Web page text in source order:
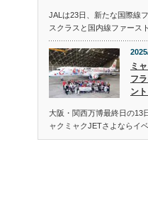
JALは23日、新たな国際線
スクラスと国内線ファース
ミ
フ
ン
大阪・関西万博最終日の13
ャクミャクJETさよならイ